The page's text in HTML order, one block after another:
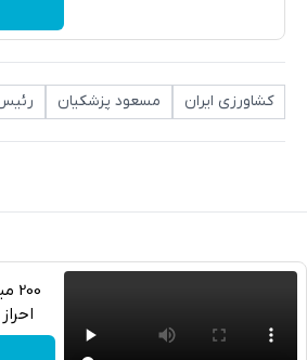
کشاورزی ایران مسعود پزشكيان